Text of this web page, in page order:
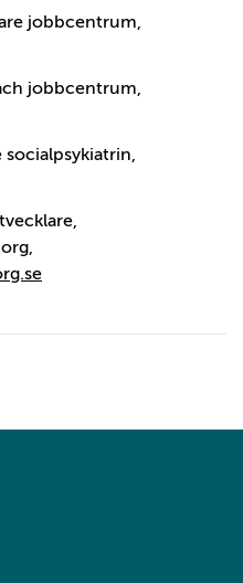
jobbcentrum,
jobbcentrum,